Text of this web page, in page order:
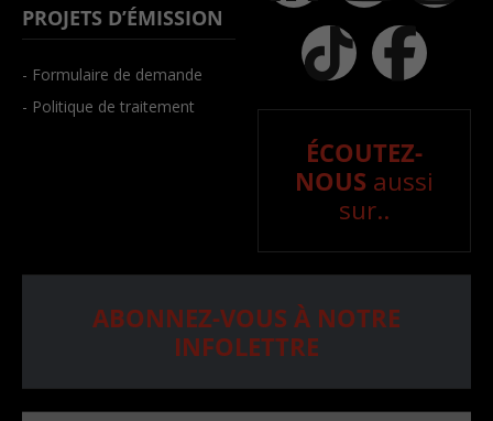
PROJETS D’ÉMISSION
- Formulaire de demande
- Politique de traitement
ÉCOUTEZ-
NOUS aussi
sur..
ABONNEZ-VOUS À NOTRE
INFOLETTRE